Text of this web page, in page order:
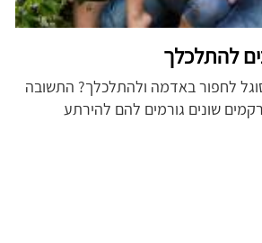
להתלכלך
לחפור באדמה ולהתלכלך? התשובה
שונים גורמים להם להירתע